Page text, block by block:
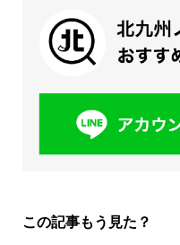
この記事もう見た？